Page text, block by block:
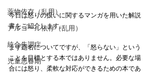
薬物依存（乱用）
アルコール依存（乱用）
統合失調症
児童思春期
今日は怒りの扱いに関するマンガを用いた解説
書をご紹介します。
まず題名についてですが、「怒らない」という
ことを目標とする本ではありません。必要な場
合には怒り、柔軟な対応ができるための本であ